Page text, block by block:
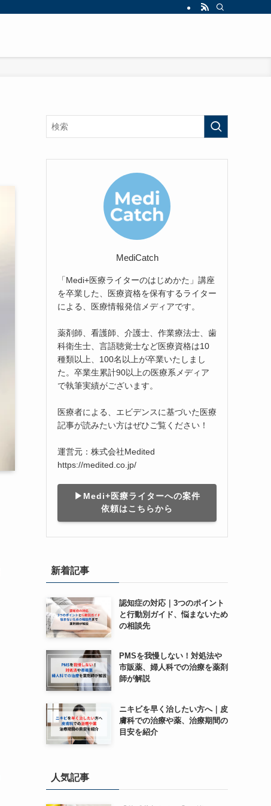
MediCatch
「Medi+医療ライターのはじめかた」講座
を卒業した、医療資格を保有するライター
による、医療情報発信メディアです。
薬剤師、看護師、介護士、作業療法士、歯
科衛生士、言語聴覚士など医療資格は10
種類以上、100名以上が卒業いたしまし
た。卒業生累計90以上の医療系メディア
で執筆実績がございます。
医療者による、エビデンスに基づいた医療
記事が読みたい方はぜひご覧ください！
運営元：株式会社Medited
https://medited.co.jp/
▶︎Medi+医療ライターへの案件
依頼はこちらから
新着記事
認知症の対応｜3つのポイント
と行動別ガイド、悩まないため
の相談先
PMSを我慢しない！対処法や
市販薬、婦人科での治療を薬剤
師が解説
ニキビを早く治したい方へ｜皮
膚科での治療や薬、治療期間の
目安を紹介
人気記事